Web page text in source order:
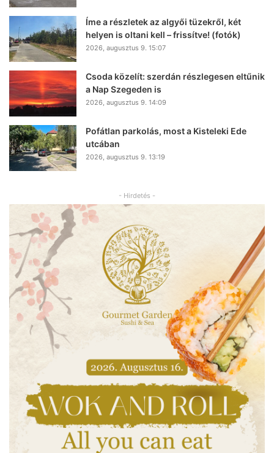
Íme a részletek az algyői tüzekről, két
helyen is oltani kell – frissítve! (fotók)
2026, augusztus 9. 15:07
Csoda közelít: szerdán részlegesen eltűnik
a Nap Szegeden is
2026, augusztus 9. 14:09
Pofátlan parkolás, most a Kisteleki Ede
utcában
2026, augusztus 9. 13:19
- Hirdetés -